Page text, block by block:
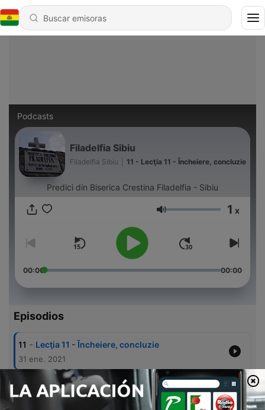
Podcasts
Filadelfia Sibiu
Filadelfia Sibiu 11 - Lecţia 11 - Încheiere, concluzie
Predici din Biserica Crestina Filadelfia - Sibiu
Volumen 1 x
00:00 00:00
Episodios
11 - Lecţia 11 - Încheiere, concluzie
31 ene. 2021
10 Lecţia 10 - Separare şi sfat
31 ene. 2021